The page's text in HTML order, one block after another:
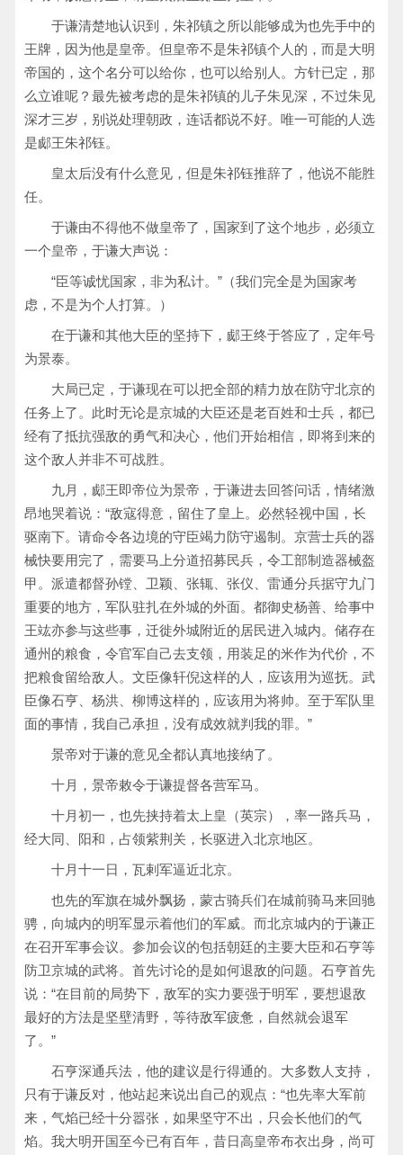
于谦清楚地认识到，朱祁镇之所以能够成为也先手中的
王牌，因为他是皇帝。但皇帝不是朱祁镇个人的，而是大明
帝国的，这个名分可以给你，也可以给别人。方针已定，那
么立谁呢？最先被考虑的是朱祁镇的儿子朱见深，不过朱见
深才三岁，别说处理朝政，连话都说不好。唯一可能的人选
是郕王朱祁钰。
皇太后没有什么意见，但是朱祁钰推辞了，他说不能胜
任。
于谦由不得他不做皇帝了，国家到了这个地步，必须立
一个皇帝，于谦大声说：
“臣等诚忧国家，非为私计。”（我们完全是为国家考
虑，不是为个人打算。）
在于谦和其他大臣的坚持下，郕王终于答应了，定年号
为景泰。
大局已定，于谦现在可以把全部的精力放在防守北京的
任务上了。此时无论是京城的大臣还是老百姓和士兵，都已
经有了抵抗强敌的勇气和决心，他们开始相信，即将到来的
这个敌人并非不可战胜。
九月，郕王即帝位为景帝，于谦进去回答问话，情绪激
昂地哭着说：“敌寇得意，留住了皇上。必然轻视中国，长
驱南下。请命令各边境的守臣竭力防守遏制。京营士兵的器
械快要用完了，需要马上分道招募民兵，令工部制造器械盔
甲。派遣都督孙镗、卫颖、张辄、张仪、雷通分兵据守九门
重要的地方，军队驻扎在外城的外面。都御史杨善、给事中
王竑亦参与这些事，迁徙外城附近的居民进入城内。储存在
通州的粮食，令官军自己去支领，用装足的米作为代价，不
把粮食留给敌人。文臣像轩倪这样的人，应该用为巡抚。武
臣像石亨、杨洪、柳博这样的，应该用为将帅。至于军队里
面的事情，我自己承担，没有成效就判我的罪。”
景帝对于谦的意见全都认真地接纳了。
十月，景帝敕令于谦提督各营军马。
十月初一，也先挟持着太上皇（英宗），率一路兵马，
经大同、阳和，占领紫荆关，长驱进入北京地区。
十月十一日，瓦剌军逼近北京。
也先的军旗在城外飘扬，蒙古骑兵们在城前骑马来回驰
骋，向城内的明军显示着他们的军威。而北京城内的于谦正
在召开军事会议。参加会议的包括朝廷的主要大臣和石亨等
防卫京城的武将。首先讨论的是如何退敌的问题。石亨首先
说：“在目前的局势下，敌军的实力要强于明军，要想退敌
最好的方法是坚壁清野，等待敌军疲惫，自然就会退军
了。”
石亨深通兵法，他的建议是行得通的。大多数人支持，
只有于谦反对，他站起来说出自己的观点：“也先率大军前
来，气焰已经十分嚣张，如果坚守不出，只会长他们的气
焰。我大明开国至今已有百年，昔日高皇帝布衣出身，尚可